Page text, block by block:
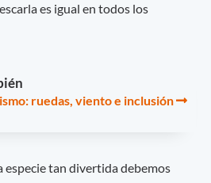
es igual en todos los
ruedas, viento e inclusión
especie tan divertida debemos